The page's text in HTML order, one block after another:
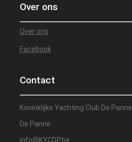
Over ons
Over ons
Facebook
Contact
Koninklijke Yachting Club De Panne
De Panne
info@KYCDP.be